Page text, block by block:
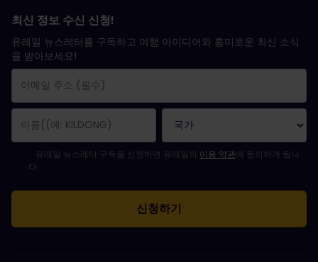
최신 정보 수신 신청!
유레일 뉴스레터를 구독하고 여행 아이디어와 흥미로운 최신 소식
을 받아보세요!
이메일 주소는 필수 항목입니다.
유효하지 않은 이메일 주소입니다!
뉴스레터를 구독하는 중 오류가 발생했습니다. 나중에 다시 시도해 주세요.
귀하는 이미 이 뉴스레터를 구독했습니다!
뉴스레터 구독을 위해서는 이용 약관에 동의하셔야 합니다.
유레일 뉴스레터 구독을 신청하면 유레일의 이용 약관에 동의하게 됩니
다.